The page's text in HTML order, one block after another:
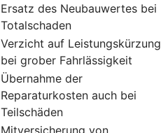
Ersatz des Neubauwertes bei
Totalschaden
Verzicht auf Leistungskürzung
bei grober Fahrlässigkeit
Übernahme der
Reparaturkosten auch bei
Teilschäden
Mitversicherung von